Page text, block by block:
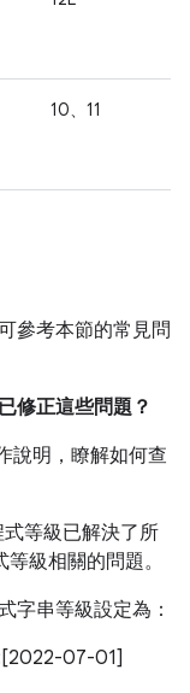
10、11
參考本節的常見問
修正這些問題？
說明，瞭解如何查
等級已解決了所
級相關的問題。
字串等級設定為：
07-01]